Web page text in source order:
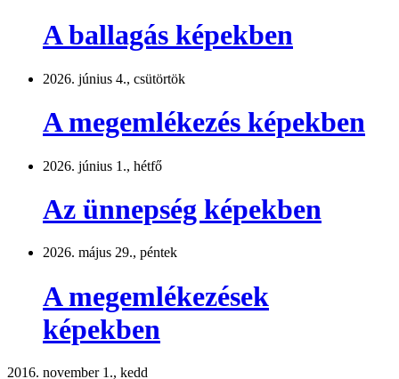
A ballagás képekben
2026. június 4., csütörtök
A megemlékezés képekben
2026. június 1., hétfő
Az ünnepség képekben
2026. május 29., péntek
A megemlékezések
képekben
2016. november 1., kedd